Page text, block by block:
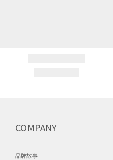
COMPANY
品牌故事